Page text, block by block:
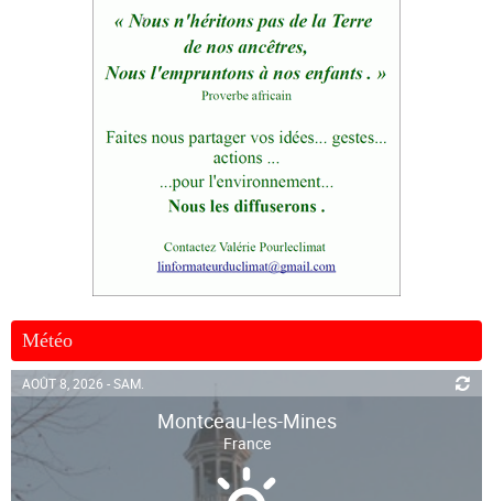
Météo
AOÛT 8, 2026 - SAM.
Montceau-les-Mines
France